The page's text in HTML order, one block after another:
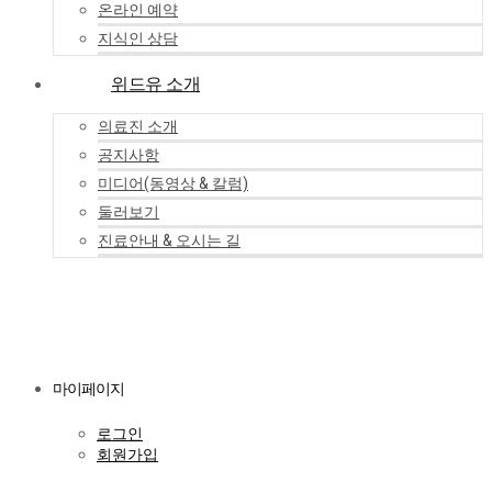
온라인 예약
지식인 상담
위드유 소개
의료진 소개
공지사항
미디어(동영상 & 칼럼)
둘러보기
진료안내 & 오시는 길
마이페이지
로그인
회원가입